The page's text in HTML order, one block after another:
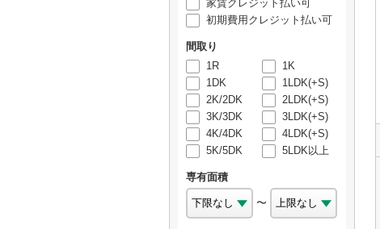
家賃クレジット払い可
初期費用クレジット払い可
間取り
1R
1K
1DK
1LDK(+S)
2K/2DK
2LDK(+S)
3K/3DK
3LDK(+S)
4K/4DK
4LDK(+S)
5K/5DK
5LDK以上
専有面積
〜